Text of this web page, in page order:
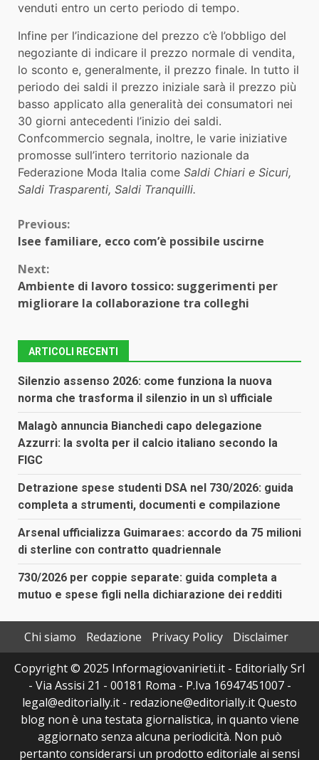
venduti entro un certo periodo di tempo.
Infine per l’indicazione del prezzo c’è l’obbligo del
negoziante di indicare il prezzo normale di vendita,
lo sconto e, generalmente, il prezzo finale. In tutto il
periodo dei saldi il prezzo iniziale sarà il prezzo più
basso applicato alla generalità dei consumatori nei
30 giorni antecedenti l’inizio dei saldi.
Confcommercio segnala, inoltre, le varie iniziative
promosse sull’intero territorio nazionale da
Federazione Moda Italia come Saldi Chiari e Sicuri,
Saldi Trasparenti, Saldi Tranquilli.
Continue
Previous:
Isee familiare, ecco com’è possibile uscirne
Next:
Ambiente di lavoro tossico: suggerimenti per
migliorare la collaborazione tra colleghi
ARTICOLI RECENTI
Silenzio assenso 2026: come funziona la nuova
norma che trasforma il silenzio in un sì ufficiale
Malagò annuncia Bianchedi capo delegazione
Azzurri: la svolta per il calcio italiano secondo la
FIGC
Detrazione spese studenti DSA nel 730/2026: guida
completa a strumenti, documenti e compilazione
Arsenal ufficializza Guimaraes: accordo da 75 milioni
di sterline con contratto quadriennale
730/2026 per coppie separate: guida completa a
mutuo e spese figli nella dichiarazione dei redditi
Chi siamo Redazione Privacy Policy
Disclaimer
Copyright © 2025 Informagiovanirieti.it - Editorially Srl
- Via Assisi 21 - 00181 Roma - P.Iva 16947451007 -
legal@editorially.it - redazione@editorially.it Questo
blog non è una testata giornalistica, in quanto viene
aggiornato senza alcuna periodicità. Non può
pertanto considerarsi un prodotto editoriale ai sensi